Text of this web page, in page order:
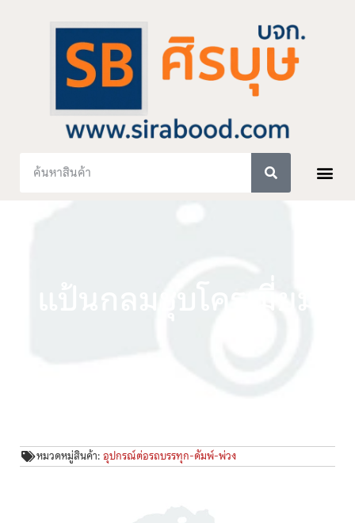
หมวดหมู่สินค้า:อุปกรณ์ต่อรถบรรทุก-ดัมพ์-พ่วง